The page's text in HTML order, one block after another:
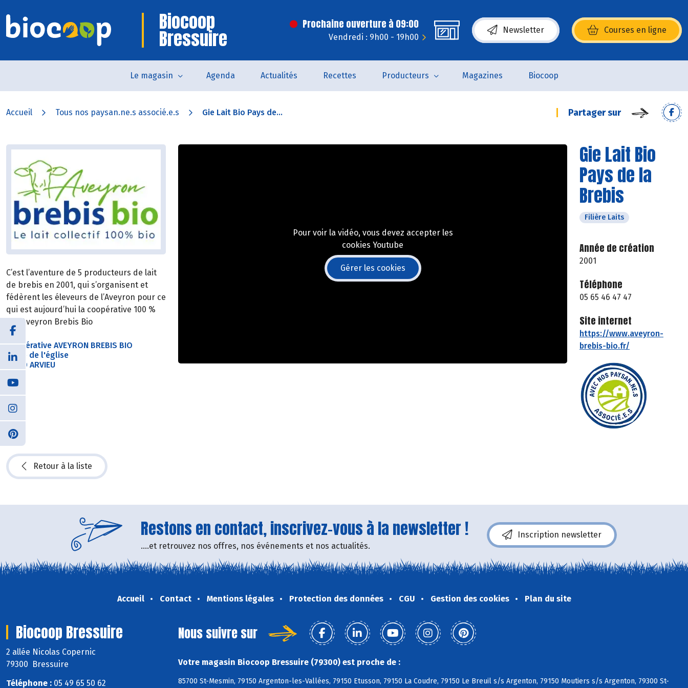
Biocoop
Bressuire
Prochaine ouverture à 09:00
Vendredi : 9h00 - 19h00
Newsletter Courses en ligne
(s’ouvre dans une nouvelle fenêtre)
Le magasin Agenda Actualités Recettes Producteurs Magazines Biocoop
Accueil Tous nos paysan.ne.s associé.e.s Gie Lait Bio Pays de... Partager sur
Gie Lait Bio
Pays de la
Brebis
Filière Laits
Année de création
2001
Téléphone
05 65 46 47 47
Site internet
https://www.aveyron-
brebis-bio.fr/
C’est l’aventure de 5 producteurs de lait
de brebis en 2001, qui s’organisent et
fédèrent les éleveurs de l’Aveyron pour ce
qui est aujourd’hui la coopérative 100 %
BIO Aveyron Brebis Bio
Coopérative AVEYRON BREBIS BIO
Place de l'église
12120 ARVIEU
Pour voir la vidéo, vous devez accepter les
cookies Youtube
Gérer les cookies
Retour à la liste
Restons en contact, inscrivez-vous à la newsletter !
....et retrouvez nos offres, nos événements et nos actualités.
Inscription newsletter
Accueil Contact Mentions légales Protection des données CGU Gestion des cookies Plan du site
Biocoop Bressuire
2 allée Nicolas Copernic
79300 Bressuire
Téléphone : 05 49 65 50 62
Nous suivre sur
Votre magasin Biocoop Bressuire (79300) est proche de :
85700 St-Mesmin, 79150 Argenton-les-Vallées, 79150 Etusson, 79150 La Coudre, 79150 Le Breuil s/s Argenton, 79150 Moutiers s/s Argenton, 79300 St-